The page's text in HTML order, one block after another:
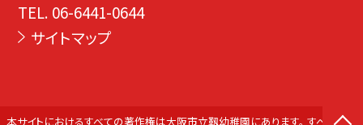
TEL. 06-6441-0644
サイトマップ
本サイトにおけるすべての著作権は大阪市立靱幼稚園にあります。 すべての画